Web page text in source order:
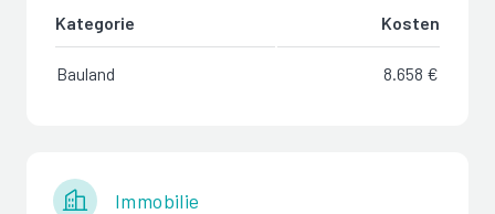
Kategorie Kosten
Bauland 8.658 €
Immobilie